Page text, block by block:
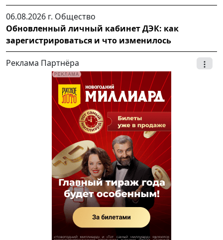
06.08.2026 г. Общество
Обновленный личный кабинет ДЭК: как
зарегистрироваться и что изменилось
Реклама Партнёра